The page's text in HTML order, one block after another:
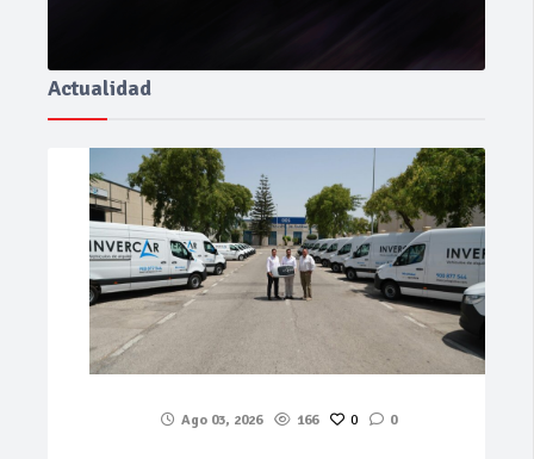
Actualidad
Ago 03, 2026 166 0 0